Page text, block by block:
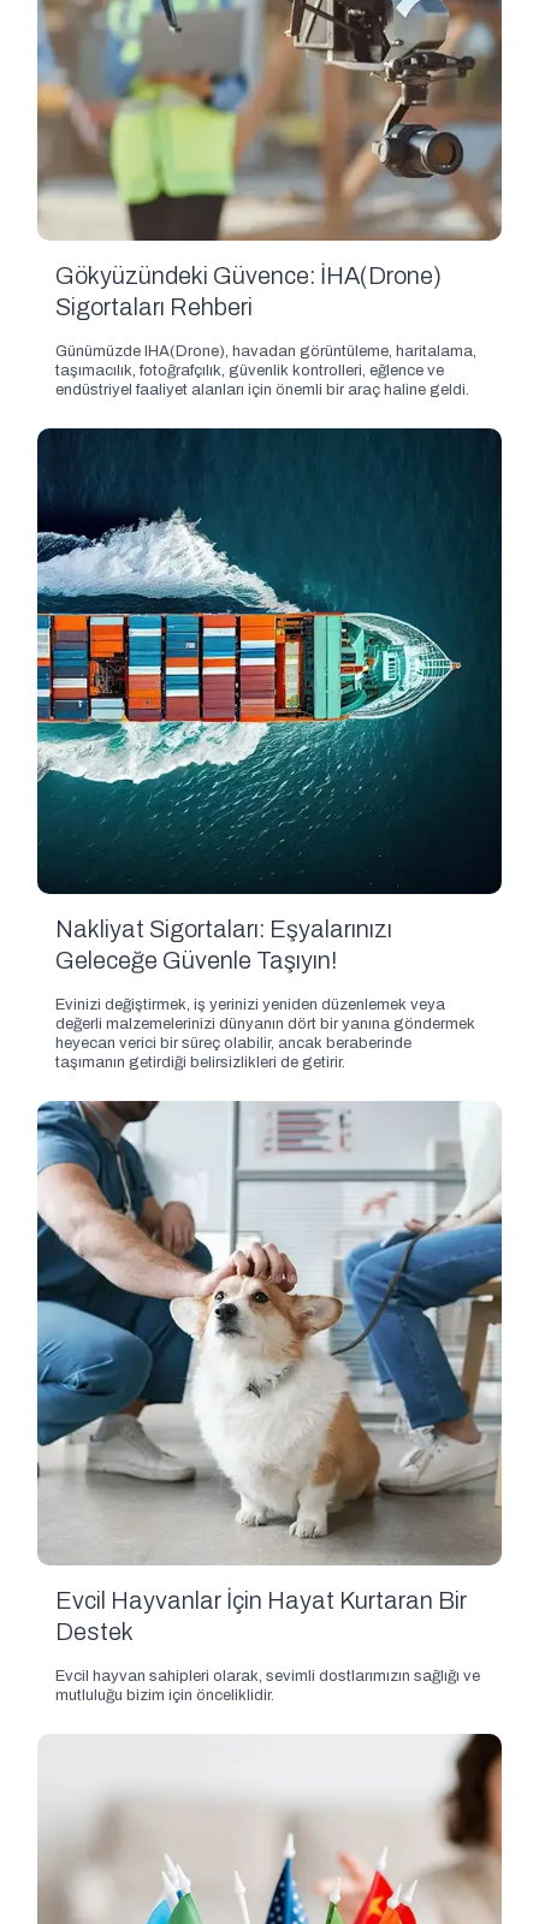
Gökyüzündeki Güvence: İHA(Drone)
Sigortaları Rehberi
Günümüzde IHA(Drone), havadan görüntüleme, haritalama,
taşımacılık, fotoğrafçılık, güvenlik kontrolleri, eğlence ve
endüstriyel faaliyet alanları için önemli bir araç haline geldi.
Nakliyat Sigortaları: Eşyalarınızı
Geleceğe Güvenle Taşıyın!
Evinizi değiştirmek, iş yerinizi yeniden düzenlemek veya
değerli malzemelerinizi dünyanın dört bir yanına göndermek
heyecan verici bir süreç olabilir, ancak beraberinde
taşımanın getirdiği belirsizlikleri de getirir.
Evcil Hayvanlar İçin Hayat Kurtaran Bir
Destek
Evcil hayvan sahipleri olarak, sevimli dostlarımızın sağlığı ve
mutluluğu bizim için önceliklidir.